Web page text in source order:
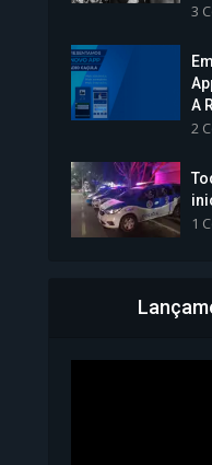
Vice-
1.101
Bahia
3
A
2
1